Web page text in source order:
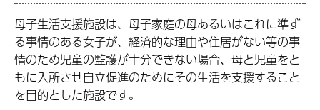
母子生活支援施設は、母子家庭の母あるいはこれに準ず
る事情のある女子が、経済的な理由や住居がない等の事
情のため児童の監護が十分できない場合、母と児童をと
もに入所させ自立促進のためにその生活を支援すること
を目的とした施設です。